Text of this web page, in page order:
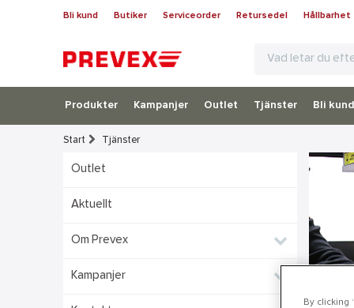
Bli kund Butiker Serviceorder Retursedel Hållbarhet
Produkter Kampanjer Outlet Tjänster Bli kund
Start Tjänster
Outlet
Aktuellt
Om Prevex
Kampanjer
By clicking